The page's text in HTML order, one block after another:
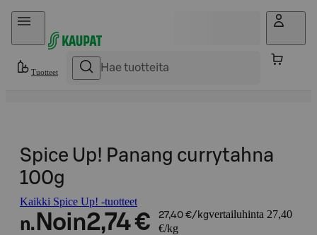
Hyppää sisältöön
Tuotteet
Spice Up! Panang currytahna
100g
Kaikki Spice Up! -tuotteet
n. Noin2,74 € 27,40 €/kgvertailuhinta 27,40
€/kg